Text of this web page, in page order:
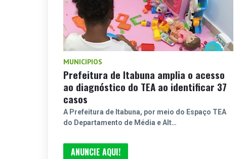
MUNICIPIOS
Prefeitura de Itabuna amplia o acesso
ao diagnóstico do TEA ao identificar 37
casos
A Prefeitura de Itabuna, por meio do Espaço TEA
do Departamento de Média e Alt…
ANUNCIE AQUI!